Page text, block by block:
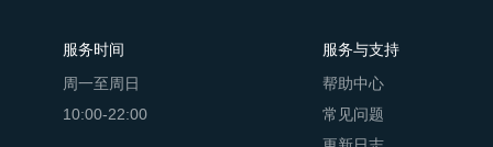
服务时间
周一至周日
10:00-22:00
服务与支持
帮助中心
常见问题